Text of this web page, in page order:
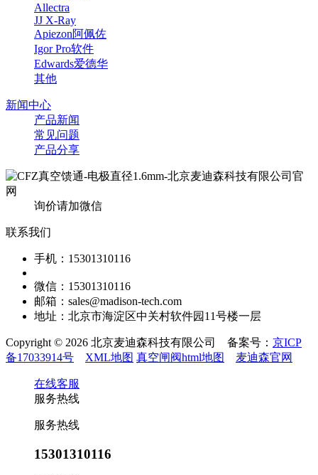
Allectra
JJ X-Ray
Apiezon阿佩佐
Igor Pro软件
Edwards爱德华
其他
新闻中心
产品新闻
常见问题
产品分享
询价请加微信
联系我们
手机：15301310116
微信：15301310116
邮箱：sales@madison-tech.com
地址：北京市海淀区中关村软件园11号楼一层
Copyright © 2026 北京麦迪森科技有限公司 备案号： 京ICP
备17033914号
XML地图 真空闸阀html地图 麦迪森官网
在线客服
服务热线
服务热线
15301310116